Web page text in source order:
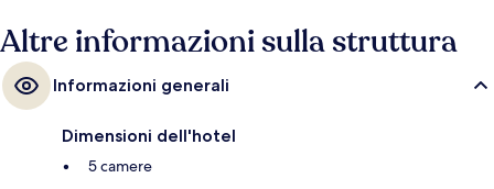
Altre informazioni sulla struttura
Informazioni generali
Dimensioni dell'hotel
5 camere